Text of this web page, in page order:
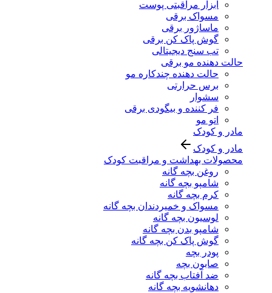
ابزار مراقبتی پوست
مسواک برقی
ماساژور برقی
گوش پاک کن برقی
تب سنج دیجیتالی
حالت دهنده مو برقی
حالت دهنده چندکاره مو
برس حرارتی
سشوار
فر کننده و بیگودی برقی
اتو مو
مادر و کودک
مادر و کودک
محصولات بهداشت و مراقبت کودک
روغن بچه گانه
شامپو بچه گانه
کرم بچه گانه
مسواک و خمیردندان بچه گانه
لوسیون بچه گانه
شامپو بدن بچه گانه
گوش پاک کن بچه گانه
پودر بچه
صابون بچه
ضد آفتاب بچه گانه
دهانشویه بچه گانه